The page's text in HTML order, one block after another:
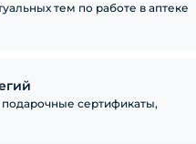
тем по работе в аптеке
сертификаты,